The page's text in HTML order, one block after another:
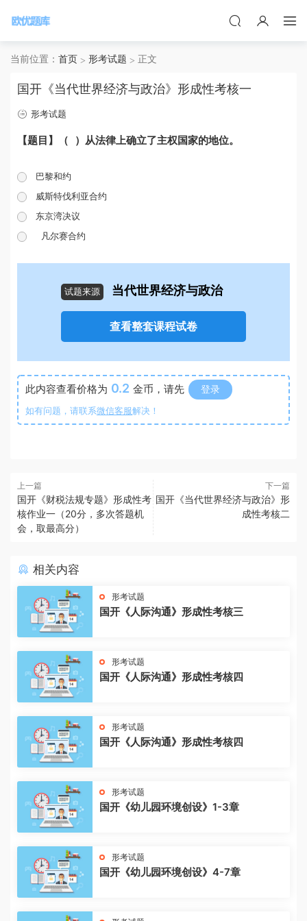
当前位置： 首页 形考试题 正文
国开《当代世界经济与政治》形成性考核一
形考试题
【题目】 （ ）从法律上确立了主权国家的地位。
巴黎和约
威斯特伐利亚合约
东京湾决议
凡尔赛合约
试题来源 当代世界经济与政治
查看整套课程试卷
此内容查看价格为 0.2 金币，请先 登录
如有问题，请联系微信客服解决！
上一篇
国开《财税法规专题》形成性考
核作业一（20分，多次答题机
会，取最高分）
下一篇
国开《当代世界经济与政治》形
成性考核二
相关内容
形考试题
国开《人际沟通》形成性考核三
形考试题
国开《人际沟通》形成性考核四
形考试题
国开《人际沟通》形成性考核四
形考试题
国开《幼儿园环境创设》1-3章
形考试题
国开《幼儿园环境创设》4-7章